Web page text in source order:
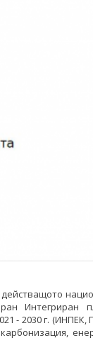
Интегриран
- 2030 г. (ИНПЕК,